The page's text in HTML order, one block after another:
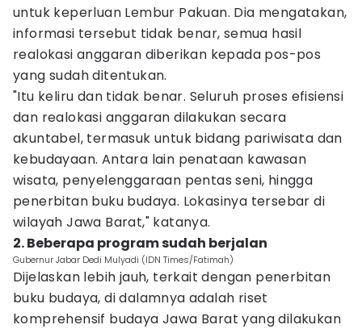
untuk keperluan Lembur Pakuan. Dia mengatakan,
informasi tersebut tidak benar, semua hasil
realokasi anggaran diberikan kepada pos-pos
yang sudah ditentukan.
"Itu keliru dan tidak benar. Seluruh proses efisiensi
dan realokasi anggaran dilakukan secara
akuntabel, termasuk untuk bidang pariwisata dan
kebudayaan. Antara lain penataan kawasan
wisata, penyelenggaraan pentas seni, hingga
penerbitan buku budaya. Lokasinya tersebar di
wilayah Jawa Barat," katanya.
2. Beberapa program sudah berjalan
Gubernur Jabar Dedi Mulyadi (IDN Times/Fatimah)
Dijelaskan lebih jauh, terkait dengan penerbitan
buku budaya, di dalamnya adalah riset
komprehensif budaya Jawa Barat yang dilakukan